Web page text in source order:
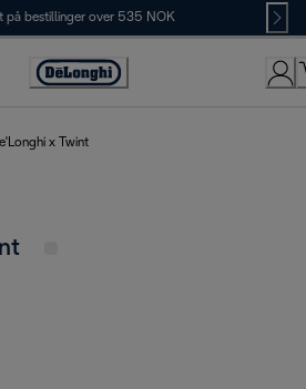
på bestillinger over 535 NOK
Accessibility
x Twint